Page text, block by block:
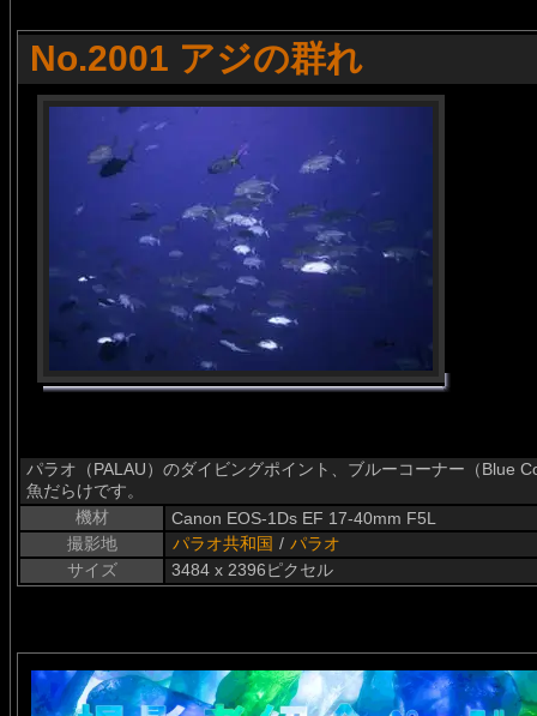
No.2001 アジの群れ
パラオ（PALAU）のダイビングポイント、ブルーコーナー（Blue
魚だらけです。
機材
Canon EOS-1Ds EF 17-40mm F5L
撮影地
パラオ共和国 / パラオ
サイズ
3484 x 2396ピクセル